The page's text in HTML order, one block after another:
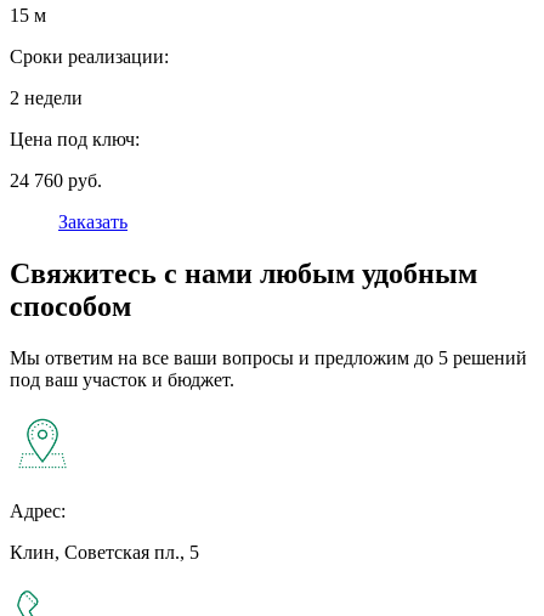
15 м
Сроки реализации:
2 недели
Цена под ключ:
24 760 руб.
Заказать
Свяжитесь с нами любым удобным
способом
Мы ответим на все ваши вопросы и предложим до 5 решений
под ваш участок и бюджет.
Адрес:
Клин, Советская пл., 5